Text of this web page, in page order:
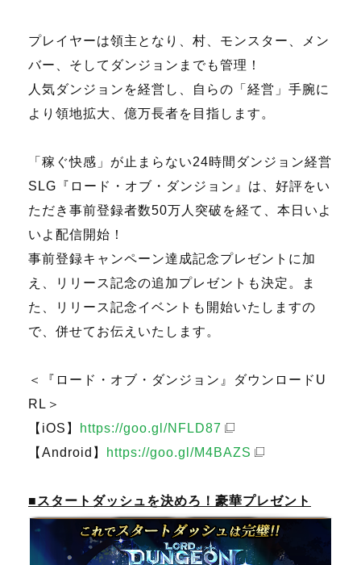
プレイヤーは領主となり、村、モンスター、メン
バー、そしてダンジョンまでも管理！
人気ダンジョンを経営し、自らの「経営」手腕に
より領地拡大、億万長者を目指します。
「稼ぐ快感」が止まらない24時間ダンジョン経営
SLG『ロード・オブ・ダンジョン』は、好評をい
ただき事前登録者数50万人突破を経て、本日いよ
いよ配信開始！
事前登録キャンペーン達成記念プレゼントに加
え、リリース記念の追加プレゼントも決定。ま
た、リリース記念イベントも開始いたしますの
で、併せてお伝えいたします。
＜『ロード・オブ・ダンジョン』ダウンロードU
RL＞
【iOS】
https://goo.gl/NFLD87
【Android】
https://goo.gl/M4BAZS
■スタートダッシュを決めろ！豪華プレゼント